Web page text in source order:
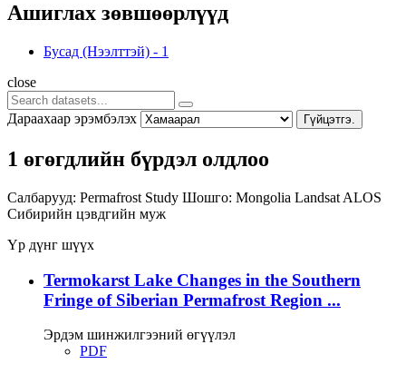
Ашиглах зөвшөөрлүүд
Бусад (Нээлттэй) - 1
close
Дараахаар эрэмбэлэх Гүйцэтгэ.
1 өгөгдлийн бүрдэл олдлоо
Салбарууд: Permafrost Study Шошго: Mongolia Landsat ALOS
Сибирийн цэвдгийн муж
Үр дүнг шүүх
Termokarst Lake Changes in the Southern
Fringe of Siberian Permafrost Region ...
Эрдэм шинжилгээний өгүүлэл
PDF